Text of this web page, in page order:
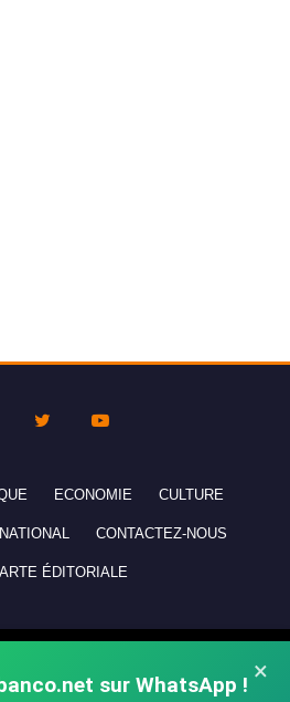
×
sur WhatsApp !
ECONOMIE CULTURE
CONTACTEZ-NOUS
ÉDITORIALE
- All rights reserved.